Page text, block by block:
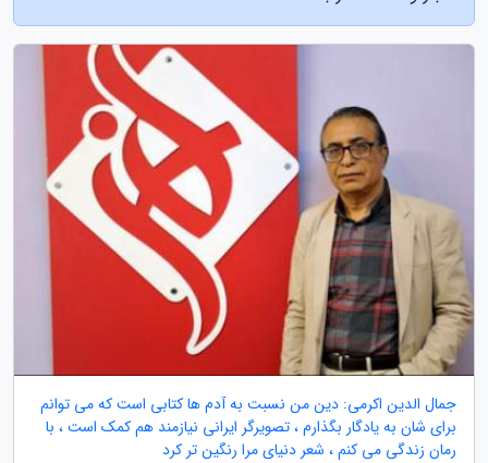
جمال الدین اکرمی: دین من نسبت به آدم ها کتابی است که می توانم
برای شان به یادگار بگذارم ، تصویرگر ایرانی نیازمند هم کمک است ، با
رمان زندگی می کنم ، شعر دنیای مرا رنگین تر کرد